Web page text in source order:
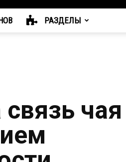
РАЗДЕЛЫ